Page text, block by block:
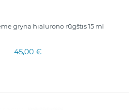
gryna hialurono rūgštis 15 ml
45,00 €